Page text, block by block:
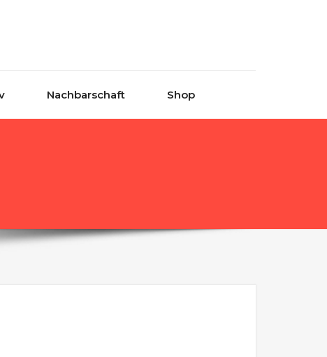
Nachbarschaft Shop